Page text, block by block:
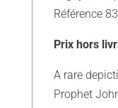
Référence
Prix hors
A rare
Prophet